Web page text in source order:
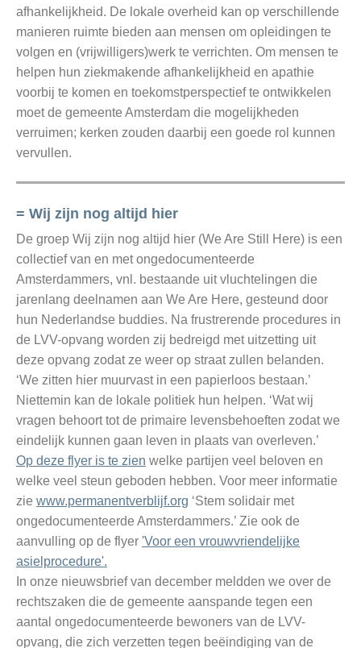
afhankelijkheid. De lokale overheid kan op verschillende
manieren ruimte bieden aan mensen om opleidingen te
volgen en (vrijwilligers)werk te verrichten. Om mensen te
helpen hun ziekmakende afhankelijkheid en apathie
voorbij te komen en toekomstperspectief te ontwikkelen
moet de gemeente Amsterdam die mogelijkheden
verruimen; kerken zouden daarbij een goede rol kunnen
vervullen.
= Wij zijn nog altijd hier
De groep Wij zijn nog altijd hier (We Are Still Here) is een
collectief van en met ongedocumenteerde
Amsterdammers, vnl. bestaande uit vluchtelingen die
jarenlang deelnamen aan We Are Here, gesteund door
hun Nederlandse buddies. Na frustrerende procedures in
de LVV-opvang worden zij bedreigd met uitzetting uit
deze opvang zodat ze weer op straat zullen belanden.
‘We zitten hier muurvast in een papierloos bestaan.’
Niettemin kan de lokale politiek hun helpen. ‘Wat wij
vragen behoort tot de primaire levensbehoeften zodat we
eindelijk kunnen gaan leven in plaats van overleven.’
Op deze flyer is te zien welke partijen veel beloven en
welke veel steun geboden hebben. Voor meer informatie
zie www.permanentverblijf.org ‘Stem solidair met
ongedocumenteerde Amsterdammers.’ Zie ook de
aanvulling op de flyer 'Voor een vrouwvriendelijke
asielprocedure'.
In onze nieuwsbrief van december meldden we over de
rechtszaken die de gemeente aanspande tegen een
aantal ongedocumenteerde bewoners van de LVV-
opvang, die zich verzetten tegen beëindiging van de